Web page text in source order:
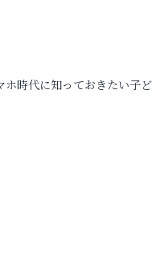
時代に知っておきたい子